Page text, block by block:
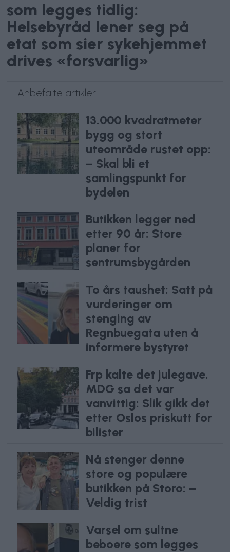
som legges tidlig:
Helsebyråd lener seg på
etat som sier sykehjemmet
drives «forsvarlig»
Anbefalte artikler
13.000 kvadratmeter
bygg og stort
uteområde rustet opp:
– Skal bli et
samlingspunkt for
bydelen
Butikken legger ned
etter 90 år: Store
planer for
sentrumsbygården
To års taushet: Satt på
vurderinger om
stenging av
Regnbuegata uten å
informere bystyret
Frp kalte det julegave.
MDG sa det var
vanvittig: Slik gikk det
etter Oslos priskutt for
bilister
Nå stenger denne
store og populære
butikken på Storo: –
Veldig trist
Varsel om sultne
beboere som legges